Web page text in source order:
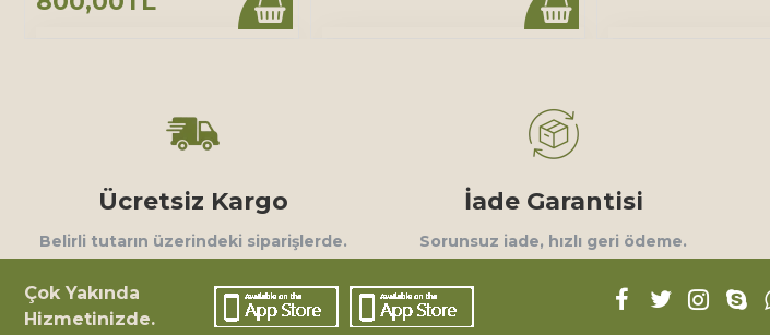
Ücretsiz Kargo
Belirli tutarın üzerindeki siparişlerde.
İade Garantisi
Sorunsuz iade, hızlı geri ödeme.
Çok Yakında
Hizmetinizde.